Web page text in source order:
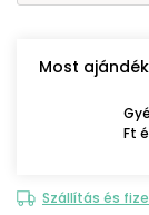
Most
Ft
Szállítás és